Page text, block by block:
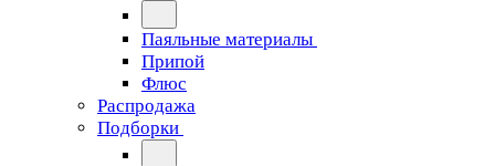
Паяльные материалы
Припой
Флюс
Распродажа
Подборки